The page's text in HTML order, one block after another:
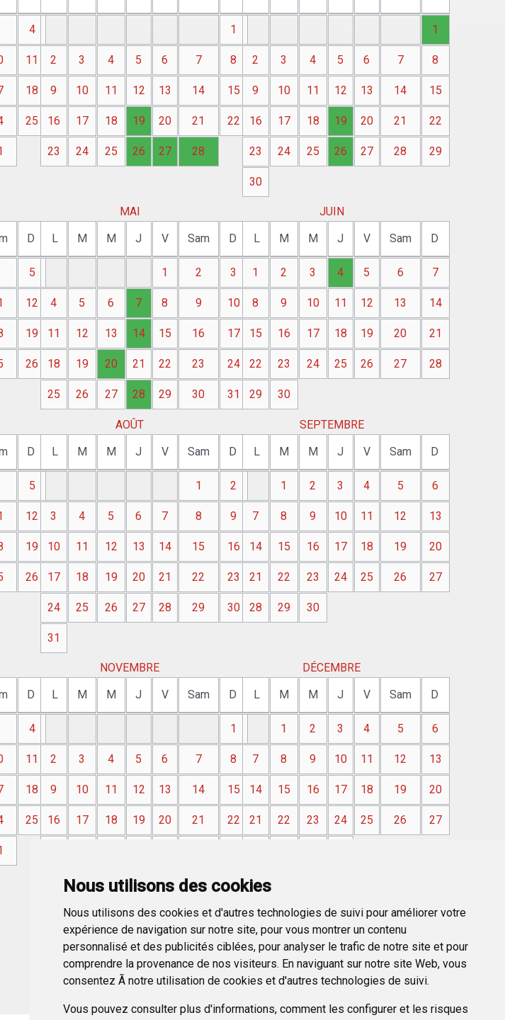
Nous utilisons des cookies
Nous utilisons des cookies et d'autres technologies de suivi pour améliorer votre
expérience de navigation sur notre site, pour vous montrer un contenu
personnalisé et des publicités ciblées, pour analyser le trafic de notre site et pour
comprendre la provenance de nos visiteurs. En naviguant sur notre site Web, vous
consentez Ã notre utilisation de cookies et d'autres technologies de suivi.
Vous pouvez consulter plus d'informations, comment les configurer et les risques
4
11
18
25
1
2 3 4 5 6 7 8
9 10 11 12 13 14 15
16 17 18 19 20 21 22
23 24 25 26 27 28
1
2 3 4 5 6 7 8
9 10 11 12 13 14 15
16 17 18 19 20 21 22
23 24 25 26 27 28 29
30
D
5
12
19
26
MAI
L
M M J V Sam D
1 2 3
4 5 6 7 8 9 10
11 12 13 14 15 16 17
18 19 20 21 22 23 24
25 26 27 28 29 30 31
JUIN
L
M M J V Sam D
1 2 3 4 5 6 7
8 9 10 11 12 13 14
15 16 17 18 19 20 21
22 23 24 25 26 27 28
29 30
D
5
12
19
26
AOÛT
L
M M J V Sam D
1 2
3 4 5 6 7 8 9
10 11 12 13 14 15 16
17 18 19 20 21 22 23
24 25 26 27 28 29 30
31
SEPTEMBRE
L
M M J V Sam D
1 2 3 4 5 6
7 8 9 10 11 12 13
14 15 16 17 18 19 20
21 22 23 24 25 26 27
28 29 30
D
4
11
18
25
NOVEMBRE
L
M M J V Sam D
1
2 3 4 5 6 7 8
9 10 11 12 13 14 15
16 17 18 19 20 21 22
DÉCEMBRE
L
M M J V Sam D
1 2 3 4 5 6
7 8 9 10 11 12 13
14 15 16 17 18 19 20
21 22 23 24 25 26 27